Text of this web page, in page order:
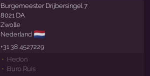
Burgemeester Drijbersingel 7
8021 DA
Zwolle
Nederland 🇳🇱
+31 38 4527229
Hedon
Buro Ruis